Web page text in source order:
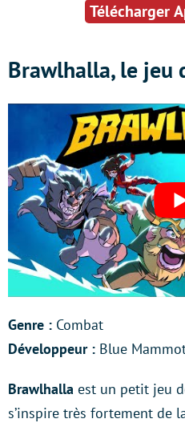
Télécharger
Brawlhalla, le jeu
Genre : Combat
Développeur : Blue
Brawlhalla est un petit jeu
s’inspire très fortement de